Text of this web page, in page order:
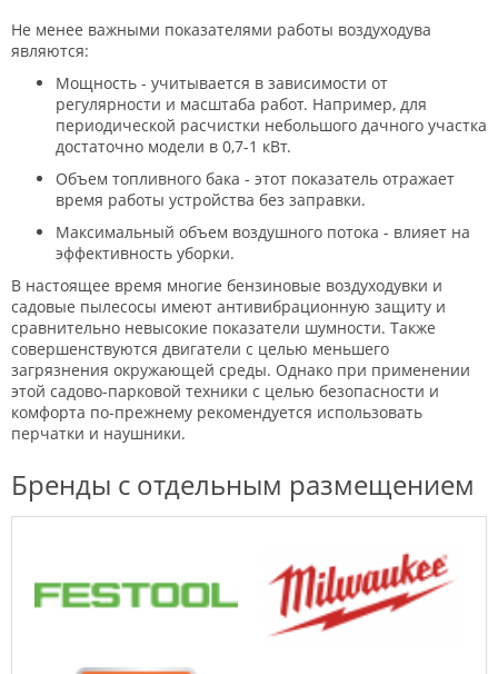
Не менее важными показателями работы воздуходува
являются:
Мощность - учитывается в зависимости от
регулярности и масштаба работ. Например, для
периодической расчистки небольшого дачного участка
достаточно модели в 0,7-1 кВт.
Объем топливного бака - этот показатель отражает
время работы устройства без заправки.
Максимальный объем воздушного потока - влияет на
эффективность уборки.
В настоящее время многие бензиновые воздуходувки и
садовые пылесосы имеют антивибрационную защиту и
сравнительно невысокие показатели шумности. Также
совершенствуются двигатели с целью меньшего
загрязнения окружающей среды. Однако при применении
этой садово-парковой техники с целью безопасности и
комфорта по-прежнему рекомендуется использовать
перчатки и наушники.
Бренды с отдельным размещением